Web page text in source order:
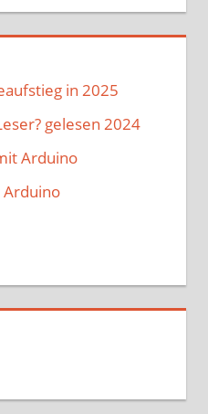
in 2025
gelesen 2024
Arduino